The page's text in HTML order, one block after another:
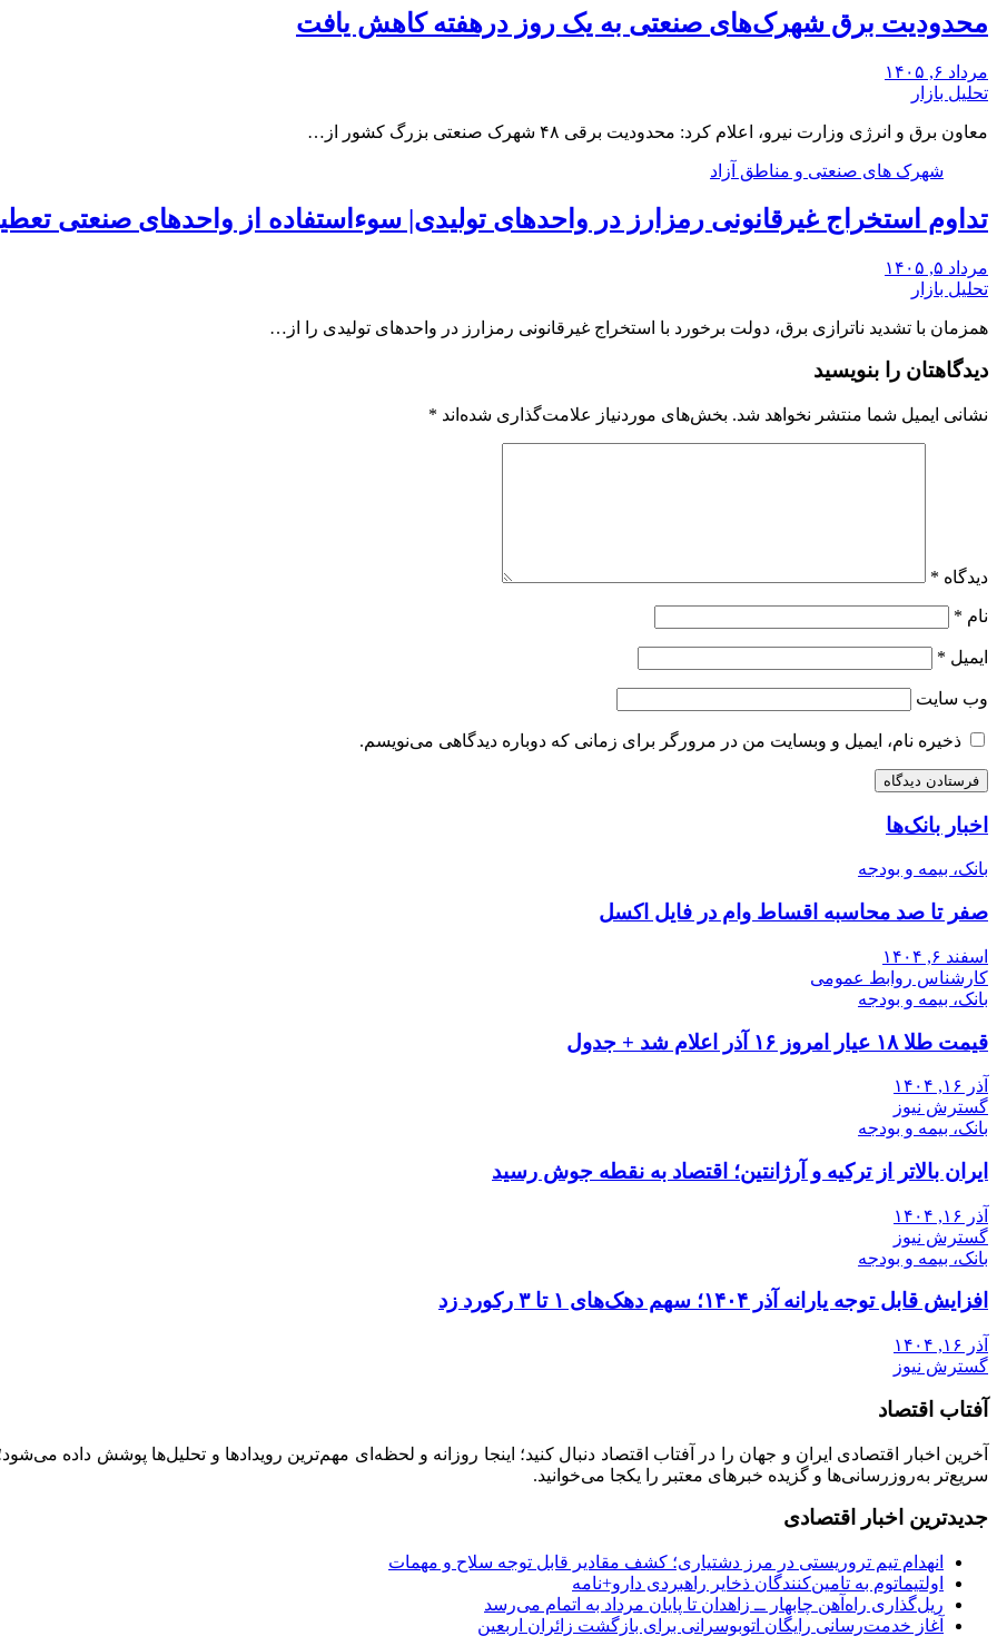
محدودیت برق شهرک‌های صنعتی به یک روز درهفته کاهش یافت
مرداد ۶, ۱۴۰۵
تحلیل بازار
معاون برق و انرژی وزارت نیرو، اعلام کرد: محدودیت برقی ۴۸ شهرک صنعتی بزرگ کشور از…
شهرک های صنعتی و مناطق آزاد
تداوم استخراج غیرقانونی رمزارز در واحدهای تولیدی| سوءاستفاده از واحدهای صنعتی
مرداد ۵, ۱۴۰۵
تحلیل بازار
همزمان با تشدید ناترازی برق، دولت برخورد با استخراج غیرقانونی رمزارز در واحدهای تولیدی را از…
دیدگاهتان را بنویسید
نشانی ایمیل شما منتشر نخواهد شد. بخش‌های موردنیاز علامت‌گذاری شده‌اند *
دیدگاه *
نام *
ایمیل *
وب‌ سایت
ذخیره نام، ایمیل و وبسایت من در مرورگر برای زمانی که دوباره دیدگاهی می‌نویسم.
اخبار بانک‌ها
بانک، بیمه و بودجه
صفر تا صد محاسبه اقساط وام در فایل اکسل
اسفند ۶, ۱۴۰۴
کارشناس روابط عمومی
بانک، بیمه و بودجه
قیمت طلا ۱۸ عیار امروز ۱۶ آذر اعلام شد + جدول
آذر ۱۶, ۱۴۰۴
گسترش نیوز
بانک، بیمه و بودجه
ایران بالاتر از ترکیه و آرژانتین؛ اقتصاد به نقطه جوش رسید
آذر ۱۶, ۱۴۰۴
گسترش نیوز
بانک، بیمه و بودجه
افزایش قابل توجه یارانه آذر ۱۴۰۴؛ سهم دهک‌های ۱ تا ۳ رکورد زد
آذر ۱۶, ۱۴۰۴
گسترش نیوز
آفتاب اقتصاد
آخرین اخبار اقتصادی ایران و جهان را در آفتاب اقتصاد دنبال کنید؛ اینجا روزانه و لحظه‌ای مهم‌ترین رویدادها و تحلیل‌ها پوشش داده
سریع‌تر به‌روزرسانی‌ها و گزیده خبرهای معتبر را یکجا می‌خوانید.
جدیدترین اخبار اقتصادی
انهدام تیم تروریستی در مرز دشتیاری؛ کشف مقادیر قابل توجه سلاح و مهمات
اولتیماتوم به تامین‌کنندگان ذخایر راهبردی دارو+نامه
ریل‌گذاری راه‌آهن چابهار ــ زاهدان تا پایان مرداد به اتمام می‌رسد
آغاز خدمت‌رسانی رایگان اتوبوسرانی برای بازگشت زائران اربعین